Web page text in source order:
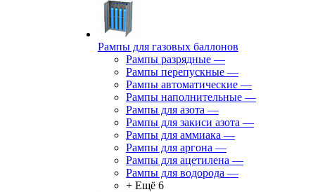
Рампы для газовых баллонов
Рампы разрядные —
Рампы перепускные —
Рампы автоматические —
Рампы наполнительные —
Рампы для азота —
Рампы для закиси азота —
Рампы для аммиака —
Рампы для аргона —
Рампы для ацетилена —
Рампы для водорода —
+ Ещё 6